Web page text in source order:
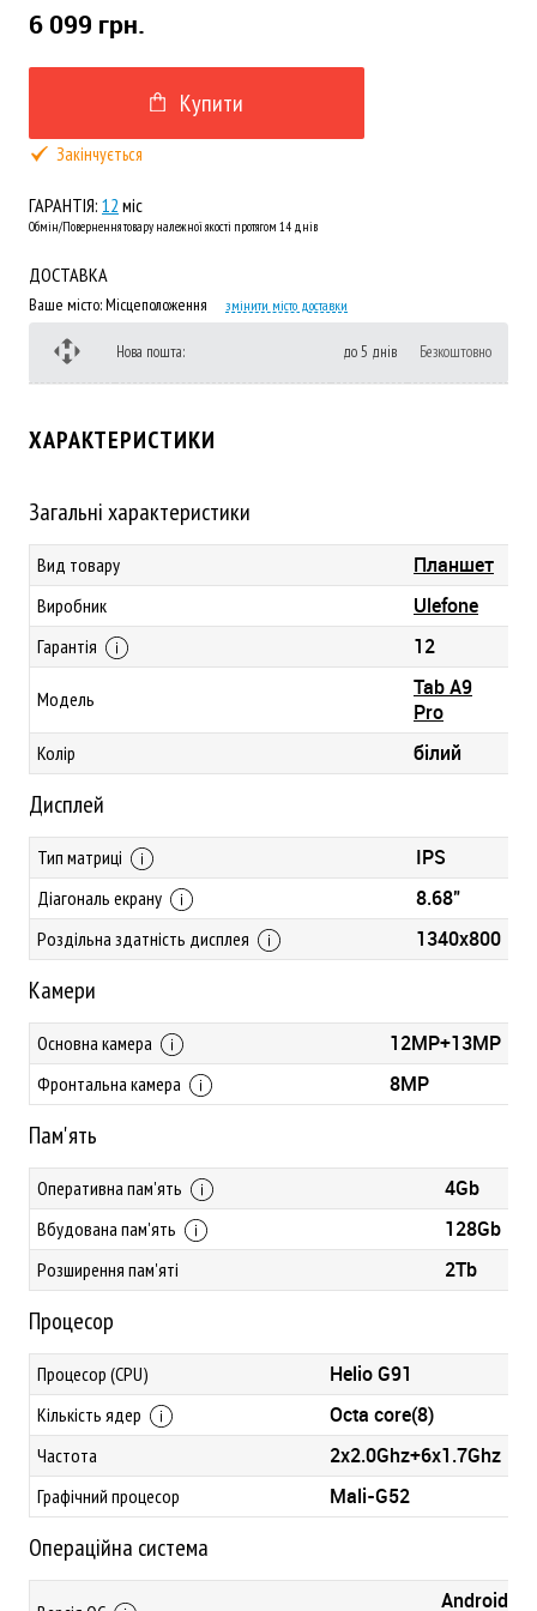
6 099 грн.
Купити
Закінчується
ГАРАНТІЯ: 12 міс
Обмін/Повернення товару належної якості протягом 14 днів
ДОСТАВКА
Ваше місто:Місцеположення змінити місто доставки
Нова пошта: до 5 днів Безкоштовно
ХАРАКТЕРИСТИКИ
Загальні характеристики
Вид товару Планшет
Виробник Ulefone
Гарантія 12
Модель
Tab A9
Pro
Колір білий
Дисплей
Тип матриці IPS
Діагональ екрану 8.68"
Роздільна здатність дисплея 1340x800
Камери
Основна камера 12MP+13MP
Фронтальна камера 8MP
Пам'ять
Оперативна пам'ять 4Gb
Вбудована пам'ять 128Gb
Розширення пам'яті 2Tb
Процесор
Процесор (CPU) Helio G91
Кількість ядер Octa core(8)
Частота 2x2.0Ghz+6x1.7Ghz
Графічний процесор Mali-G52
Операційна система
Android